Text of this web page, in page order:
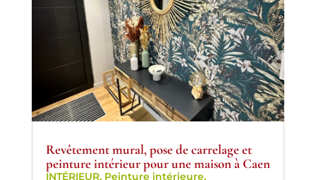
Revêtement mural, pose de carrelage et
peinture intérieur pour une maison à Caen
INTÉRIEUR, Peinture intérieure,